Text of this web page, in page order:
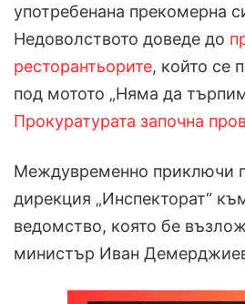
употребенана прекомерна
Недоволството доведе до
ресторантьорите, който се
под мотото „Няма да
Прокуратурата започна
Междувременно приключи
дирекция „Инспекторат“
ведомство, която бе
министър Иван